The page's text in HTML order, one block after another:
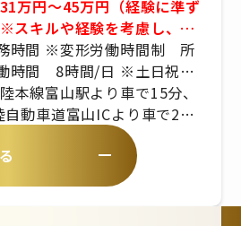
万円～45万円（経験に準ず
スキルや経験を考慮し、決
す。
時間 ※変形労働時間制 所
時間 8時間/日 ※土日祝日
上、休日とはなりません シ
（休憩1時間） ※宴席日、
により変動あり ※出勤時
務時間は、拠点により異な
本線富山駅より車で15分、
自動車道富山ICより車で20